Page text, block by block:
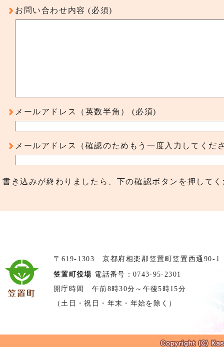
お問い合わせ内容 (必須)
メールアドレス（英数半角） (必須)
メールアドレス（確認のためもう一度入力してくだ
書き込みが終わりましたら、下の確認ボタンを押して
〒619-1303 京都府相楽郡笠置町笠置西通90-1
笠置町役場 電話番号：0743-95-2301
開庁時間 午前8時30分～午後5時15分
（土日・祝日・年末・年始を除く）